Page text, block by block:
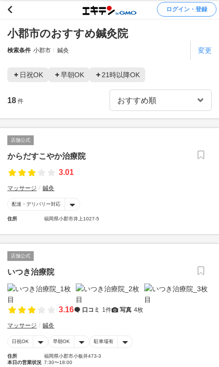
ログイン・登録
小郡市のおすすめ鍼灸院
検索条件 小郡市 鍼灸 変更
日祝OK 早朝OK 21時以降OK
18 件
店舗公式
からだすこやか治療院
3.01
マッサージ 鍼灸
配達・デリバリー対応
住所 福岡県小郡市井上1027-5
店舗公式
いつき治療院
3.16 口コミ 1件 写真 4枚
マッサージ 鍼灸
日祝OK 早朝OK 駐車場有
住所
福岡県小郡市小板井473-3
本日の営業状況 7:30〜18:00